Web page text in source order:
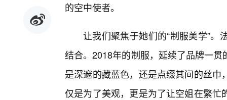
的空中使者。
让我们聚焦于她们的“制服美学”
结合。2018年的制服，延续了品牌一
是深邃的藏蓝色，还是点缀其间的丝
仅是为了美观，更是为了让空姐在繁